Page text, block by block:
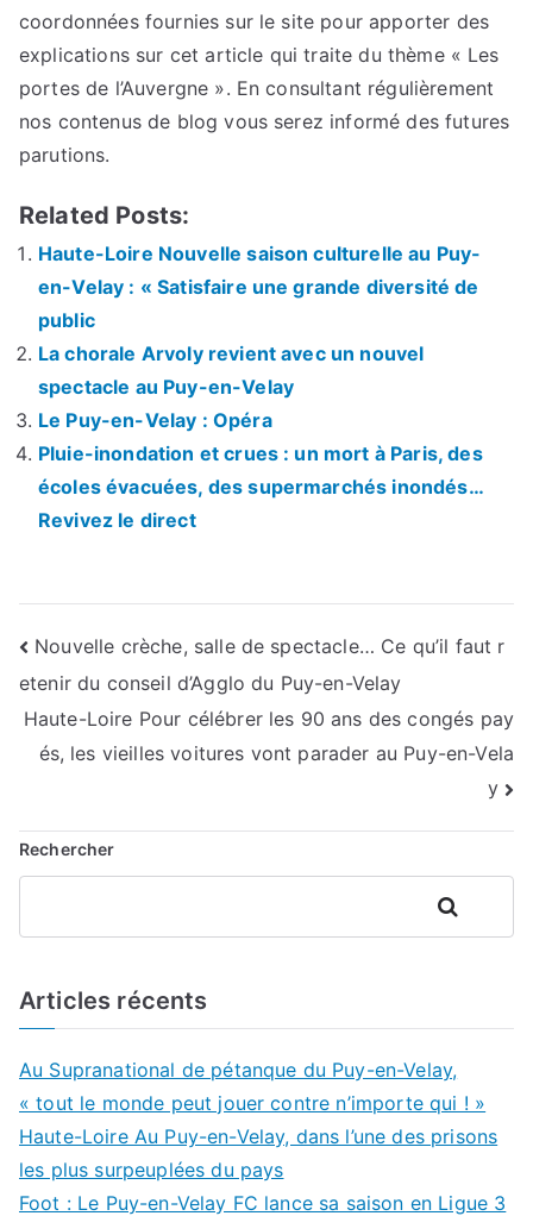
coordonnées fournies sur le site pour apporter des
explications sur cet article qui traite du thème « Les
portes de l’Auvergne ». En consultant régulièrement
nos contenus de blog vous serez informé des futures
parutions.
Related Posts:
Haute-Loire Nouvelle saison culturelle au Puy-
en-Velay : « Satisfaire une grande diversité de
public
La chorale Arvoly revient avec un nouvel
spectacle au Puy-en-Velay
Le Puy-en-Velay : Opéra
Pluie-inondation et crues : un mort à Paris, des
écoles évacuées, des supermarchés inondés…
Revivez le direct
Navigation
de
l’article
Nouvelle crèche, salle de spectacle… Ce qu’il faut r
etenir du conseil d’Agglo du Puy-en-Velay
Haute-Loire Pour célébrer les 90 ans des congés pay
és, les vieilles voitures vont parader au Puy-en-Vela
y
Rechercher
Rechercher
Articles récents
Au Supranational de pétanque du Puy-en-Velay,
« tout le monde peut jouer contre n’importe qui ! »
Haute-Loire Au Puy-en-Velay, dans l’une des prisons
les plus surpeuplées du pays
Foot : Le Puy-en-Velay FC lance sa saison en Ligue 3